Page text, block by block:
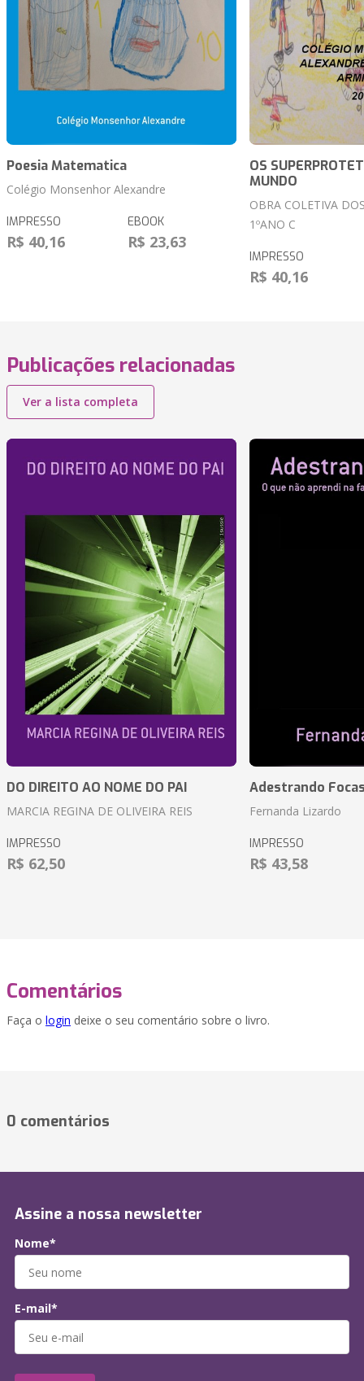
Poesia Matematica
Colégio Monsenhor Alexandre
IMPRESSO
R$ 40,16
EBOOK
R$ 23,63
OS
MUNDO
OBRA COLETIVA
1ºANO C
IMPRESSO
R$ 40,16
Publicações relacionadas
Ver a lista completa
DO DIREITO AO NOME DO PAI
MARCIA REGINA DE OLIVEIRA REIS
IMPRESSO
R$ 62,50
Adestrando
Fernanda Lizardo
IMPRESSO
R$ 43,58
Comentários
Faça o login deixe o seu comentário sobre o livro.
0 comentários
Assine a nossa newsletter
Nome*
E-mail*